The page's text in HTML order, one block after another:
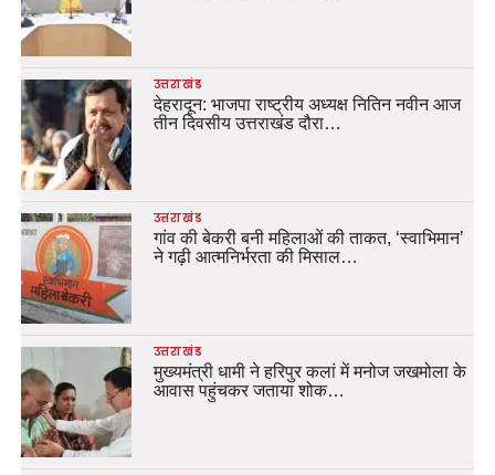
उत्तराखंड
देहरादून: भाजपा राष्ट्रीय अध्यक्ष नितिन नवीन आज
तीन दिवसीय उत्तराखंड दौरा…
उत्तराखंड
गांव की बेकरी बनी महिलाओं की ताकत, ‘स्वाभिमान’
ने गढ़ी आत्मनिर्भरता की मिसाल…
उत्तराखंड
मुख्यमंत्री धामी ने हरिपुर कलां में मनोज जखमोला के
आवास पहुंचकर जताया शोक…